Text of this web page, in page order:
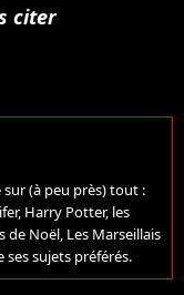
citer
(à peu près) tout :
Harry Potter, les
de Noël, Les Marseillais
ses sujets préférés.